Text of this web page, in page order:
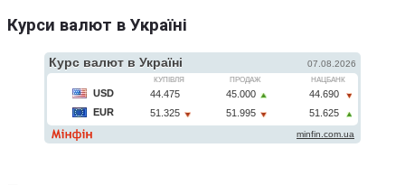
Курси валют в Україні